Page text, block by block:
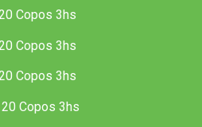
Copos 3hs
Copos 3hs
Copos 3hs
Copos 3hs